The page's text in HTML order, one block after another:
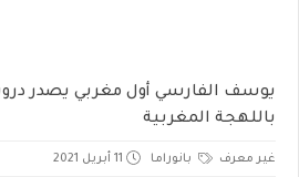
يوسف الفارسي أول مغربي يصدر
باللهجة المغربية
غير معرف بانوراما 11 أبريل 2021